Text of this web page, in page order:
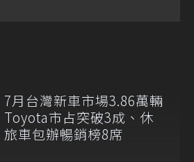
7月台灣新車市場3.86萬輛
Toyota市占突破3成、休
旅車包辦暢銷榜8席